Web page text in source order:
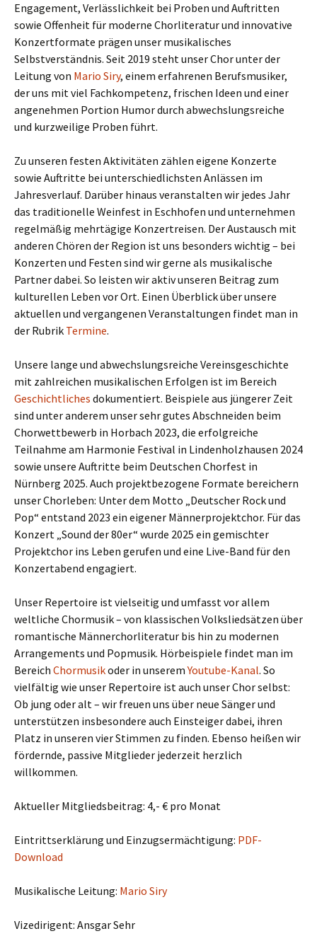
Engagement, Verlässlichkeit bei Proben und Auftritten
sowie Offenheit für moderne Chorliteratur und innovative
Konzertformate prägen unser musikalisches
Selbstverständnis. Seit 2019 steht unser Chor unter der
Leitung von Mario Siry, einem erfahrenen Berufsmusiker,
der uns mit viel Fachkompetenz, frischen Ideen und einer
angenehmen Portion Humor durch abwechslungsreiche
und kurzweilige Proben führt.
Zu unseren festen Aktivitäten zählen eigene Konzerte
sowie Auftritte bei unterschiedlichsten Anlässen im
Jahresverlauf. Darüber hinaus veranstalten wir jedes Jahr
das traditionelle Weinfest in Eschhofen und unternehmen
regelmäßig mehrtägige Konzertreisen. Der Austausch mit
anderen Chören der Region ist uns besonders wichtig – bei
Konzerten und Festen sind wir gerne als musikalische
Partner dabei. So leisten wir aktiv unseren Beitrag zum
kulturellen Leben vor Ort. Einen Überblick über unsere
aktuellen und vergangenen Veranstaltungen findet man in
der Rubrik Termine.
Unsere lange und abwechslungsreiche Vereinsgeschichte
mit zahlreichen musikalischen Erfolgen ist im Bereich
Geschichtliches dokumentiert. Beispiele aus jüngerer Zeit
sind unter anderem unser sehr gutes Abschneiden beim
Chorwettbewerb in Horbach 2023, die erfolgreiche
Teilnahme am Harmonie Festival in Lindenholzhausen 2024
sowie unsere Auftritte beim Deutschen Chorfest in
Nürnberg 2025. Auch projektbezogene Formate bereichern
unser Chorleben: Unter dem Motto „Deutscher Rock und
Pop“ entstand 2023 ein eigener Männerprojektchor. Für das
Konzert „Sound der 80er“ wurde 2025 ein gemischter
Projektchor ins Leben gerufen und eine Live-Band für den
Konzertabend engagiert.
Unser Repertoire ist vielseitig und umfasst vor allem
weltliche Chormusik – von klassischen Volksliedsätzen über
romantische Männerchorliteratur bis hin zu modernen
Arrangements und Popmusik. Hörbeispiele findet man im
Bereich Chormusikoder in unseremYoutube-Kanal. So
vielfältig wie unser Repertoire ist auch unser Chor selbst:
Ob jung oder alt – wir freuen uns über neue Sänger und
unterstützen insbesondere auch Einsteiger dabei, ihren
Platz in unseren vier Stimmen zu finden. Ebenso heißen wir
fördernde, passive Mitglieder jederzeit herzlich
willkommen.
Aktueller Mitgliedsbeitrag: 4,- € pro Monat
Eintrittserklärung und Einzugsermächtigung: PDF-
Download
Musikalische Leitung: Mario Siry
Vizedirigent: Ansgar Sehr